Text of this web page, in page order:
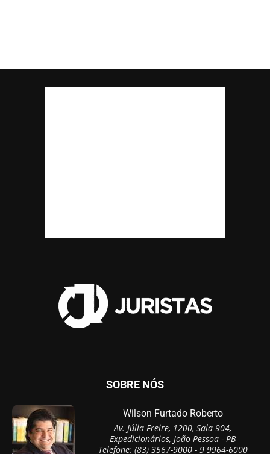
SOBRE NÓS
Wilson Furtado Roberto
Av. Júlia Freire, 1200, Sala 904,
Expedicionários, João Pessoa - PB
Telefone: (83) 3567-9000 - 9 9964-6000